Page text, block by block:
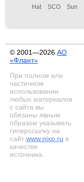
Hat SCO Sun
© 2001—2026 АО
«Флант»
При полном или
частичном
использовании
любых материалов
с сайта вы
обязаны явным
образом указывать
гиперссылку на
сайт www.nixp.ru в
качестве
источника.